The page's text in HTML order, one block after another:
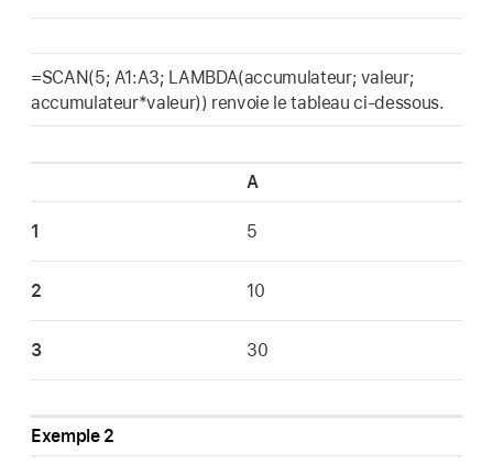
=SCAN(5; A1:A3; LAMBDA(accumulateur; valeur;
accumulateur*valeur)) renvoie le tableau ci-dessous.
A
1 5
2 10
3 30
Exemple 2